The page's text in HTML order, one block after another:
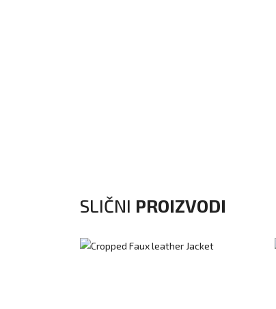
SLIČNI PROIZVODI